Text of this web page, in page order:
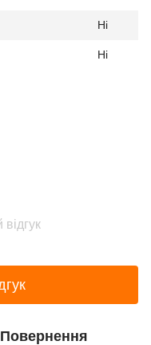
Ні
Ні
Повернення